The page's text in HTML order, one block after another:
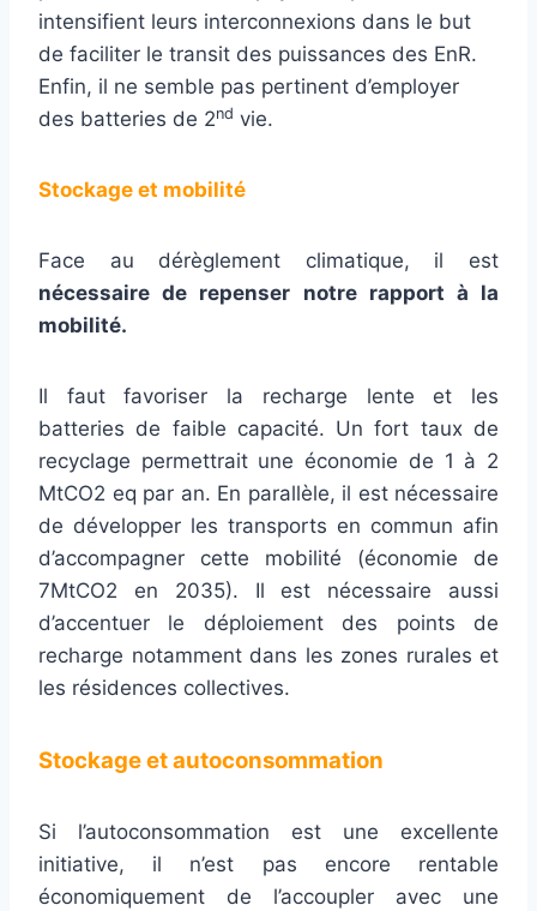
intensifient leurs interconnexions dans le but
de faciliter le transit des puissances des EnR.
Enfin, il ne semble pas pertinent d’employer
des batteries de 2nd vie.
Stockage et mobilité
Face au dérèglement climatique, il est
nécessaire de repenser notre rapport à la
mobilité.
Il faut favoriser la recharge lente et les
batteries de faible capacité. Un fort taux de
recyclage permettrait une économie de 1 à 2
MtCO2 eq par an. En parallèle, il est nécessaire
de développer les transports en commun afin
d’accompagner cette mobilité (économie de
7MtCO2 en 2035). Il est nécessaire aussi
d’accentuer le déploiement des points de
recharge notamment dans les zones rurales et
les résidences collectives.
Stockage et autoconsommation
Si l’autoconsommation est une excellente
initiative, il n’est pas encore rentable
économiquement de l’accoupler avec une